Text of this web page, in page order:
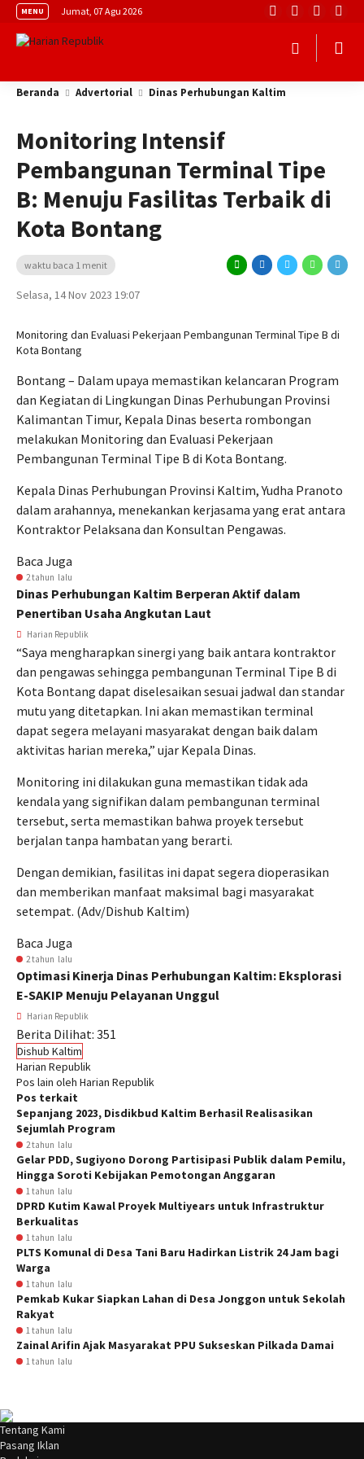
MENU Jumat, 07 Agu 2026
Beranda Advertorial Dinas Perhubungan Kaltim
Monitoring Intensif
Pembangunan Terminal Tipe
B: Menuju Fasilitas Terbaik di
Kota Bontang
waktu baca 1 menit
Selasa, 14 Nov 2023 19:07
Monitoring dan Evaluasi Pekerjaan Pembangunan Terminal Tipe B di
Kota Bontang
Bontang – Dalam upaya memastikan kelancaran Program
dan Kegiatan di Lingkungan Dinas Perhubungan Provinsi
Kalimantan Timur, Kepala Dinas beserta rombongan
melakukan Monitoring dan Evaluasi Pekerjaan
Pembangunan Terminal Tipe B di Kota Bontang.
Kepala Dinas Perhubungan Provinsi Kaltim, Yudha Pranoto
dalam arahannya, menekankan kerjasama yang erat antara
Kontraktor Pelaksana dan Konsultan Pengawas.
Baca Juga
2 tahun lalu
Dinas Perhubungan Kaltim Berperan Aktif dalam
Penertiban Usaha Angkutan Laut
Harian Republik
“Saya mengharapkan sinergi yang baik antara kontraktor
dan pengawas sehingga pembangunan Terminal Tipe B di
Kota Bontang dapat diselesaikan sesuai jadwal dan standar
mutu yang ditetapkan. Ini akan memastikan terminal
dapat segera melayani masyarakat dengan baik dalam
aktivitas harian mereka,” ujar Kepala Dinas.
Monitoring ini dilakukan guna memastikan tidak ada
kendala yang signifikan dalam pembangunan terminal
tersebut, serta memastikan bahwa proyek tersebut
berjalan tanpa hambatan yang berarti.
Dengan demikian, fasilitas ini dapat segera dioperasikan
dan memberikan manfaat maksimal bagi masyarakat
setempat. (Adv/Dishub Kaltim)
Baca Juga
2 tahun lalu
Optimasi Kinerja Dinas Perhubungan Kaltim: Eksplorasi
E-SAKIP Menuju Pelayanan Unggul
Harian Republik
Berita Dilihat: 351
Dishub Kaltim
Harian Republik
Pos lain oleh Harian Republik
Pos terkait
Sepanjang 2023, Disdikbud Kaltim Berhasil Realisasikan
Sejumlah Program
2 tahun lalu
Gelar PDD, Sugiyono Dorong Partisipasi Publik dalam Pemilu,
Hingga Soroti Kebijakan Pemotongan Anggaran
1 tahun lalu
DPRD Kutim Kawal Proyek Multiyears untuk Infrastruktur
Berkualitas
1 tahun lalu
PLTS Komunal di Desa Tani Baru Hadirkan Listrik 24 Jam bagi
Warga
1 tahun lalu
Pemkab Kukar Siapkan Lahan di Desa Jonggon untuk Sekolah
Rakyat
1 tahun lalu
Zainal Arifin Ajak Masyarakat PPU Sukseskan Pilkada Damai
1 tahun lalu
Tentang Kami
Pasang Iklan